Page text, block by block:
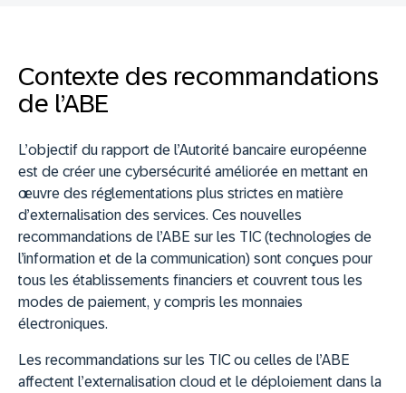
Contexte des recommandations
de l’ABE
L’objectif du rapport de l’Autorité bancaire européenne
est de créer une cybersécurité améliorée en mettant en
œuvre des réglementations plus strictes en matière
d’externalisation des services. Ces nouvelles
recommandations de l’ABE sur les TIC (technologies de
l’information et de la communication) sont conçues pour
tous les établissements financiers et couvrent tous les
modes de paiement, y compris les monnaies
électroniques.
Les recommandations sur les TIC ou celles de l’ABE
affectent l’externalisation cloud et le déploiement dans la